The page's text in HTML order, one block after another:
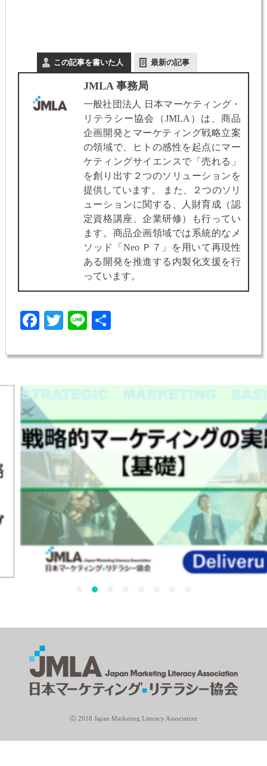
この記事を書いた人 最新の記事
JMLA 事務局
一般社団法人 日本マーケティング・
リテラシー協会（JMLA）は、商品
企画開発とマーケティング戦略立案
の領域で、ヒトの感性を起点にマー
ケティングサイエンスで「売れる」
を創り出す２つのソリューションを
提供しています。 また、２つのソリ
ューションに関する、人財育成（認
定資格講座、企業研修）も行ってい
ます。商品企画領域では系統的なメ
ソッド「Neo Ｐ７」を用いて再現性
ある開発を推進する内製化支援を行
っています。
Facebook
Twitter
Line
Ⓒ 2018 Japan Marketing Literacy Association